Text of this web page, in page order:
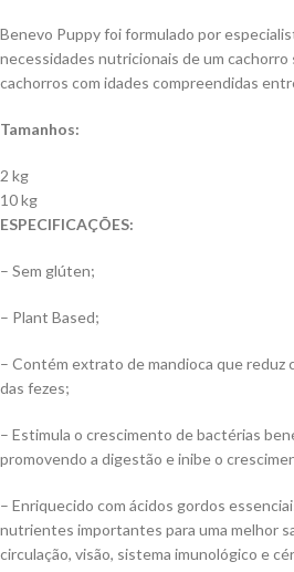
Benevo Puppy foi formulado por
necessidades nutricionais de um cachorro
cachorros com idades compreendidas
Tamanhos:
2 kg
10 kg
ESPECIFICAÇÕES:
– Sem glúten;
– Plant Based;
– Contém extrato de mandioca que reduz
das fezes;
– Estimula o crescimento de bactérias
promovendo a digestão e inibe o
– Enriquecido com ácidos gordos
nutrientes importantes para uma melhor
circulação, visão, sistema imunológico e